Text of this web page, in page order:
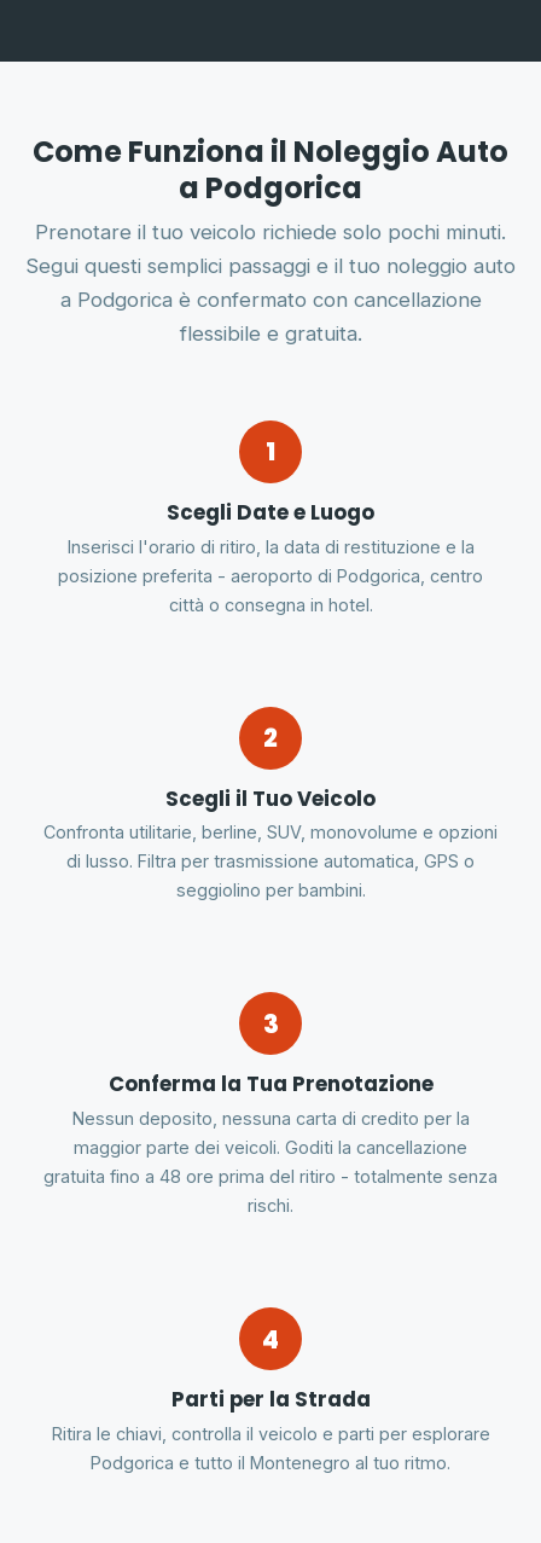
Come Funziona il Noleggio Auto
a Podgorica
Prenotare il tuo veicolo richiede solo pochi minuti.
Segui questi semplici passaggi e il tuo noleggio auto
a Podgorica è confermato con cancellazione
flessibile e gratuita.
1
Scegli Date e Luogo
Inserisci l'orario di ritiro, la data di restituzione e la
posizione preferita - aeroporto di Podgorica, centro
città o consegna in hotel.
2
Scegli il Tuo Veicolo
Confronta utilitarie, berline, SUV, monovolume e opzioni
di lusso. Filtra per trasmissione automatica, GPS o
seggiolino per bambini.
3
Conferma la Tua Prenotazione
Nessun deposito, nessuna carta di credito per la
maggior parte dei veicoli. Goditi la cancellazione
gratuita fino a 48 ore prima del ritiro - totalmente senza
rischi.
4
Parti per la Strada
Ritira le chiavi, controlla il veicolo e parti per esplorare
Podgorica e tutto il Montenegro al tuo ritmo.